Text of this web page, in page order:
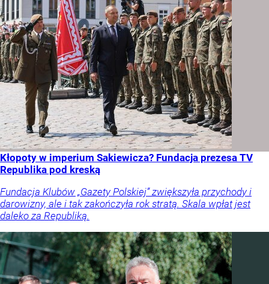
Kłopoty w imperium Sakiewicza? Fundacja prezesa TV
Republika pod kreską
Fundacja Klubów „Gazety Polskiej” zwiększyła przychody i
darowizny, ale i tak zakończyła rok stratą. Skala wpłat jest
daleko za Republiką.